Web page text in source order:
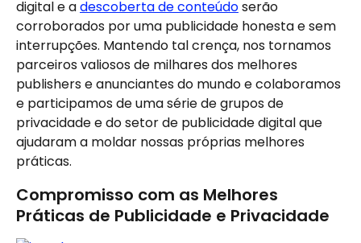
digital e a descoberta de conteúdo serão
corroborados por uma publicidade honesta e sem
interrupções. Mantendo tal crença, nos tornamos
parceiros valiosos de milhares dos melhores
publishers e anunciantes do mundo e colaboramos
e participamos de uma série de grupos de
privacidade e do setor de publicidade digital que
ajudaram a moldar nossas próprias melhores
práticas.
Compromisso com as Melhores
Práticas de Publicidade e Privacidade